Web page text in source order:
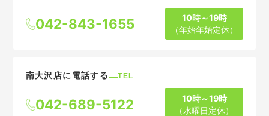
042-843-1655
10時～19時
（年始年始定休）
南大沢店に電話する TEL
042-689-5122
10時～19時
（水曜日定休）